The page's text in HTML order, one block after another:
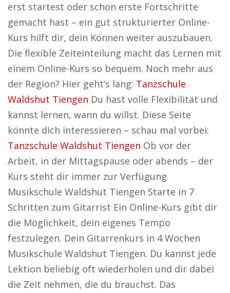
erst startest oder schon erste Fortschritte
gemacht hast – ein gut strukturierter Online-
Kurs hilft dir, dein Können weiter auszubauen.
Die flexible Zeiteinteilung macht das Lernen mit
einem Online-Kurs so bequem. Noch mehr aus
der Region? Hier geht’s lang: Tanzschule
Waldshut Tiengen Du hast volle Flexibilität und
kannst lernen, wann du willst. Diese Seite
könnte dich interessieren – schau mal vorbei:
Tanzschule Waldshut Tiengen Ob vor der
Arbeit, in der Mittagspause oder abends – der
Kurs steht dir immer zur Verfügung.
Musikschule Waldshut Tiengen Starte in 7
Schritten zum Gitarrist Ein Online-Kurs gibt dir
die Möglichkeit, dein eigenes Tempo
festzulegen. Dein Gitarrenkurs in 4 Wochen
Musikschule Waldshut Tiengen. Du kannst jede
Lektion beliebig oft wiederholen und dir dabei
die Zeit nehmen, die du brauchst. Das